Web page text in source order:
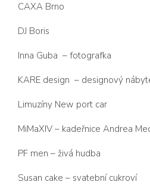
CAXA Brno
DJ Boris
Inna Guba – fotografka
KARE design – designový
Limuzíny New port car
MiMaXIV – kadeřnice Andrea
PF men – živá hudba
Susan cake – svatební cukroví